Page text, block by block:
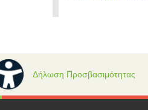
Δήλωση Προσβασιμότητας